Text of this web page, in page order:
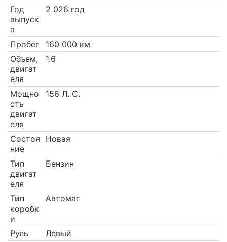
Год
выпуск
а
2 026 год
Пробег
160 000 км
Объем,
двигат
еля
1.6
Мощно
сть
двигат
еля
156 Л. С.
Состоя
ние
Новая
Тип
двигат
еля
Бензин
Тип
коробк
и
Автомат
Руль
Левый